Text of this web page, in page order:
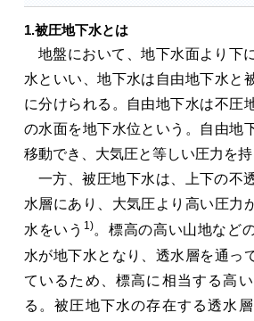
1.被圧地下水とは
地盤において、地下水面より下
水といい、地下水は自由地下水と
に分けられる。自由地下水は不圧
の水面を地下水位という。自由地
移動でき、大気圧と等しい圧力を持
一方、被圧地下水は、上下の不
水層にあり、大気圧より高い圧力
水をいう 1)。標高の高い山地など
水が地下水となり、透水層を通っ
ているため、標高に相当する高
る。被圧地下水の存在する透水